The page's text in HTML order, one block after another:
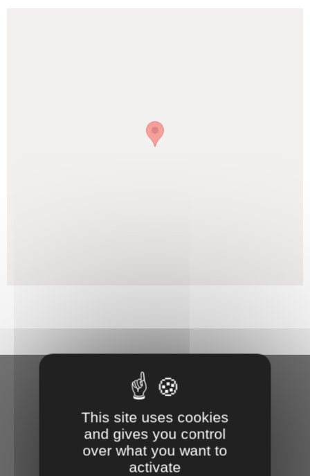
This site uses cookies
and gives you control
over what you want to
activate